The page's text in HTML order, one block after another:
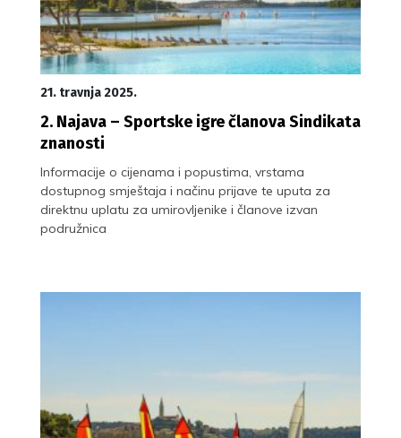
21. travnja 2025.
2. Najava – Sportske igre članova Sindikata
znanosti
Informacije o cijenama i popustima, vrstama
dostupnog smještaja i načinu prijave te uputa za
direktnu uplatu za umirovljenike i članove izvan
podružnica